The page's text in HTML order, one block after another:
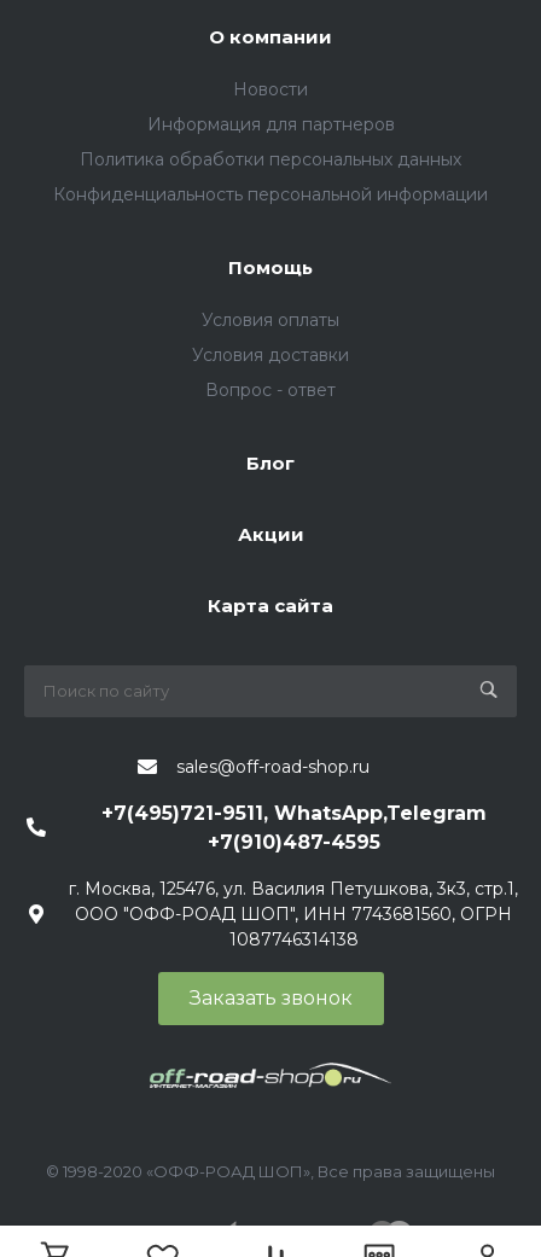
О компании
Новости
Информация для партнеров
Политика обработки персональных данных
Конфиденциальность персональной информации
Помощь
Условия оплаты
Условия доставки
Вопрос - ответ
Блог
Акции
Карта сайта
sales@off-road-shop.ru
+7(495)721-9511, WhatsApp,Telegram
+7(910)487-4595
г. Москва, 125476, ул. Василия Петушкова, 3к3, стр.1,
ООО "ОФФ-РОАД ШОП", ИНН 7743681560, ОГРН
1087746314138
Заказать звонок
© 1998-2020 «ОФФ-РОАД ШОП», Все права защищены